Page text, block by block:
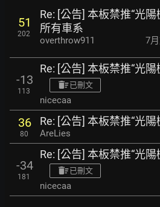
51
202
Re: [公告] 本板禁推“光陽
所有車系
overthrow911 7
-13
113
Re: [公告] 本板禁推“光
已刪文
nicecaa
36
80
Re: [公告] 本板禁推“光
AreLies
-34
181
Re: [公告] 本板禁推“光
已刪文
nicecaa